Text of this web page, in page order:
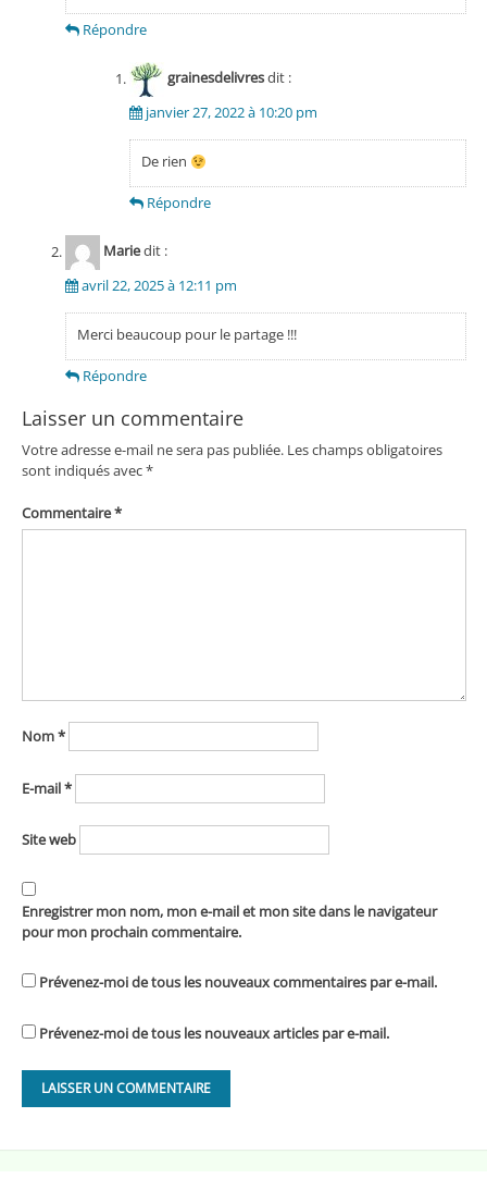
Répondre
grainesdelivresdit :
janvier 27, 2022 à 10:20 pm
De rien
Répondre
Mariedit :
avril 22, 2025 à 12:11 pm
Merci beaucoup pour le partage !!!
Répondre
Laisser un commentaire
Votre adresse e-mail ne sera pas publiée. Les champs obligatoires
sont indiqués avec*
Commentaire*
Nom*
E-mail*
Site web
Enregistrer mon nom, mon e-mail et mon site dans le navigateur
pour mon prochain commentaire.
Prévenez-moi de tous les nouveaux commentaires par e-mail.
Prévenez-moi de tous les nouveaux articles par e-mail.